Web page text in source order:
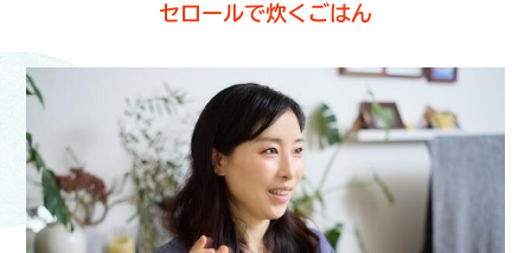
セロールで炊くごはん